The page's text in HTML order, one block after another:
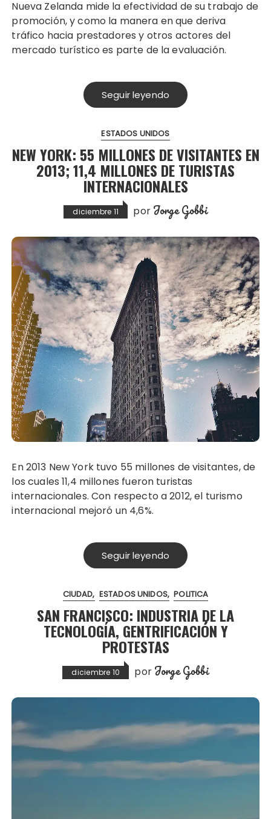
Nueva Zelanda mide la efectividad de su trabajo de
promoción, y como la manera en que deriva
tráfico hacia prestadores y otros actores del
mercado turístico es parte de la evaluación.
Seguir leyendo
ESTADOS UNIDOS
NEW YORK: 55 MILLONES DE VISITANTES EN
2013; 11,4 MILLONES DE TURISTAS
INTERNACIONALES
diciembre 11 por Jorge Gobbi
En 2013 New York tuvo 55 millones de visitantes, de
los cuales 11,4 millones fueron turistas
internacionales. Con respecto a 2012, el turismo
internacional mejoró un 4,6%.
Seguir leyendo
CIUDAD ESTADOS UNIDOS POLITICA
SAN FRANCISCO: INDUSTRIA DE LA
TECNOLOGÍA, GENTRIFICACIÓN Y
PROTESTAS
diciembre 10 por Jorge Gobbi